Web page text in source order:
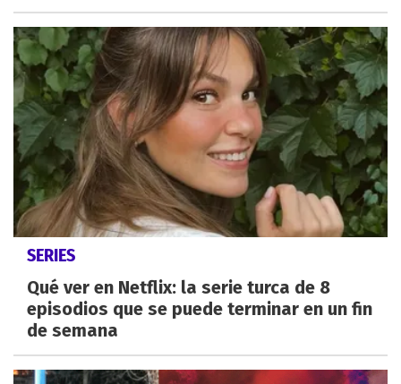
SERIES
Qué ver en Netflix: la serie turca de 8
episodios que se puede terminar en un fin
de semana